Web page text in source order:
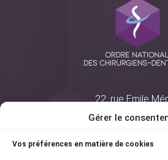
Gérer le
Vos préférences en matière de cookies
22, rue Emile
75761 Paris
01 44 34 78